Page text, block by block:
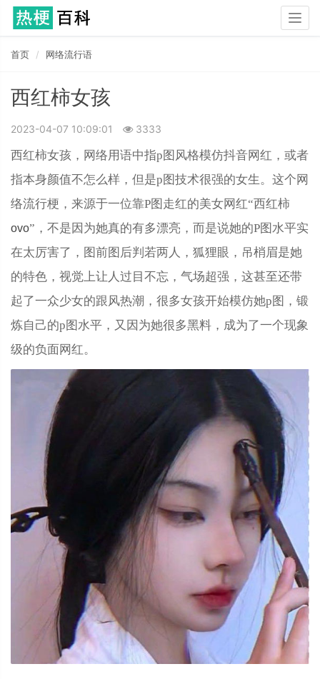
首页 网络流行语
西红柿女孩
2023-04-07 10:09:01 3333
西红柿女孩，网络用语中指p图风格模仿抖音网红，或者
指本身颜值不怎么样，但是p图技术很强的女生。这个网
络流行梗，来源于一位靠P图走红的美女网红“西红柿
ovo”，不是因为她真的有多漂亮，而是说她的P图水平实
在太厉害了，图前图后判若两人，狐狸眼，吊梢眉是她
的特色，视觉上让人过目不忘，气场超强，这甚至还带
起了一众少女的跟风热潮，很多女孩开始模仿她p图，锻
炼自己的p图水平，又因为她很多黑料，成为了一个现象
级的负面网红。